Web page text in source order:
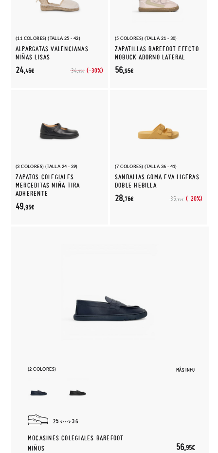
(11 COLORES) (TALLA 25 - 42)
ALPARGATAS VALENCIANAS
NIÑAS LISAS
34,95€ (-30%)
24,46€
(5 COLORES) (TALLA 21 - 30)
ZAPATILLAS BAREFOOT EFECTO
NOBUCK ADORNO LATERAL
56,95€
(3 COLORES) (TALLA 24 - 39)
ZAPATOS COLEGIALES
MERCEDITAS NIÑA TIRA
ADHERENTE
49,95€
(7 COLORES) (TALLA 36 - 41)
SANDALIAS GOMA EVA LIGERAS
DOBLE HEBILLA
35,95€ (-20%)
28,76€
(2 COLORES) MÁS INFO
25 36
MOCASINES COLEGIALES BAREFOOT
NIÑOS
56,95€